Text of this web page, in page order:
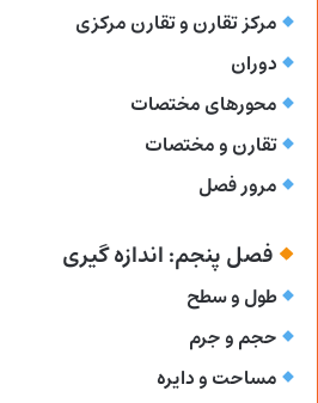
مرکز تقارن و تقارن مرکزی
دوران
محورهای مختصات
تقارن و مختصات
مرور فصل
فصل پنجم: اندازه گیری
طول و سطح
حجم و جرم
مساحت و دایره